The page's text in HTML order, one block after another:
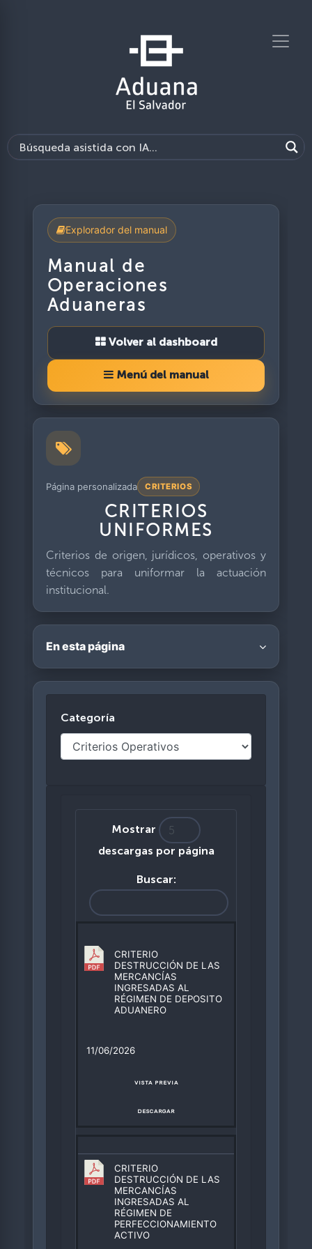
Explorador del manual
Manual de
Operaciones
Aduaneras
Volver al dashboard
Menú del manual
Página personalizada CRITERIOS
CRITERIOS
UNIFORMES
Criterios de origen, jurídicos, operativos y
técnicos para uniformar la actuación
institucional.
En esta página
Categoría
Mostrar
descargas por página
Buscar:
CRITERIO
DESTRUCCIÓN DE LAS
MERCANCÍAS
INGRESADAS AL
RÉGIMEN DE DEPOSITO
ADUANERO
11/06/2026
VISTA PREVIA
DESCARGAR
CRITERIO
DESTRUCCIÓN DE LAS
MERCANCÍAS
INGRESADAS AL
RÉGIMEN DE
PERFECCIONAMIENTO
ACTIVO